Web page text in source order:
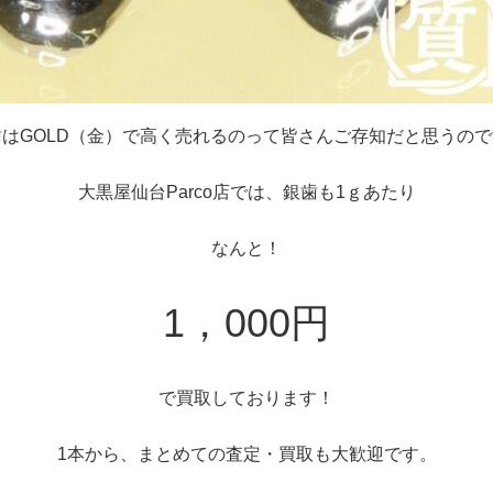
GOLD（金）で高く売れるのって皆さんご存知だと思うの
大黒屋仙台Parco店では、銀歯も1ｇあたり
なんと！
1，000円
で買取しております！
1本から、まとめての査定・買取も大歓迎です。